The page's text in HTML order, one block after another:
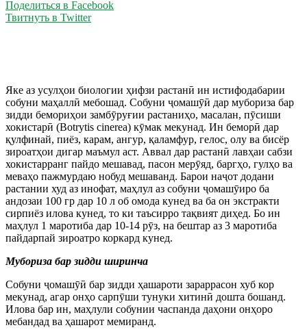
Поделиться в Facebook
Твитнуть в Twitter
Яке аз усулҳои биологии ҳифзи растанӣ ин истифодабарии
собуни маҳаллӣ мебошад. Собуни ҷомашӯӣ дар мубориза бар
зидди бемориҳои замбӯруғии растаниҳо, масалан, пӯсиши
хокистарӣ (Botrytis cinerea) кӯмак мекунад. Ин беморӣ дар
қулфинай, пиёз, карам, ангур, қаламфур, гелос, олу ва бисёр
зироатҳои дигар маъмул аст. Аввал дар растанӣ лавҳаи сабзи
хокистарранг пайдо мешавад, пасон мерӯяд, баргҳо, гулҳо ва
меваҳо пажмурдаю нобуд мешаванд. Барои наҷот додани
растании худ аз инофат, маҳлул аз собуни ҷомашӯиро ба
андозаи 100 гр дар 10 л об омода кунед ва ба он экстракти
сирпиёз илова кунед, то ки таъсирро тақвият диҳед. Бо ин
маҳлул 1 маротиба дар 10-14 рӯз, на бештар аз 3 маротиба
пайдарпай зироатро коркард кунед.
Мубориза бар зидди ширинча
Собуни ҷомашӯӣ бар зидди ҳашароти зараррасон хуб кор
мекунад, агар онҳо сарпӯши тунуки хитинӣ дошта бошанд.
Илова бар ин, маҳлули собунии часпанда даҳони онҳоро
мебандад ва ҳашарот мемиранд.